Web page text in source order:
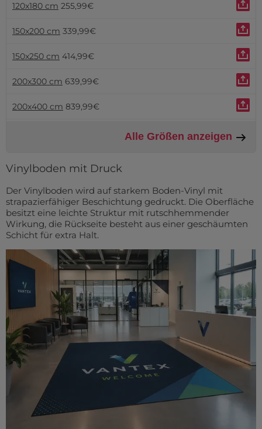
120x180 cm 255,99€
150x200 cm 339,99€
150x250 cm 414,99€
200x300 cm 639,99€
200x400 cm 839,99€
Alle Größen anzeigen
Vinylboden mit Druck
Der Vinylboden wird auf starkem Boden-Vinyl mit
strapazierfähiger Beschichtung gedruckt. Die Oberfläche
besitzt eine leichte Struktur mit rutschhemmender
Wirkung, die Rückseite besteht aus einer geschäumten
Schicht für extra Halt.